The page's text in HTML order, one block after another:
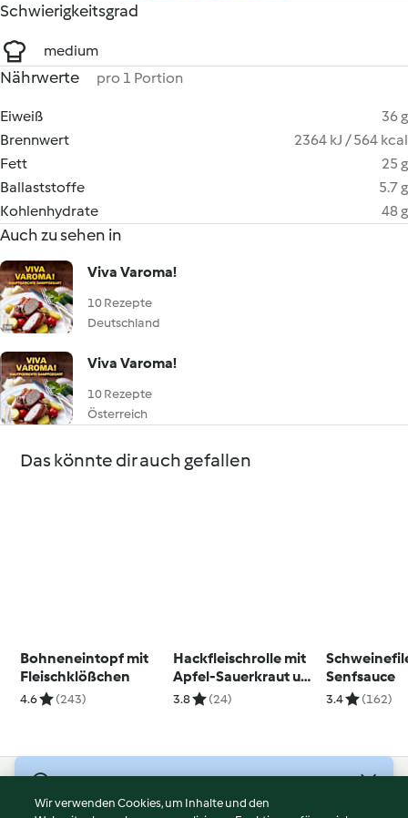
Schwierigkeitsgrad
medium
Nährwerte pro 1 Portion
Eiweiß
36 g
Brennwert
2364 kJ / 564 kcal
Fett
25 g
Ballaststoffe
5.7 g
Kohlenhydrate
48 g
Auch zu sehen in
Viva Varoma!
10 Rezepte
Deutschland
Viva Varoma!
10 Rezepte
Österreich
Das könnte dir auch gefallen
Bohneneintopf mit
Fleischklößchen
4.6 (243)
Hackfleischrolle mit
Apfel-Sauerkraut und
Kartoffeln
3.8 (24)
Senfsauce
3.4 (162)
Wir verwenden Cookies, um Inhalte und den